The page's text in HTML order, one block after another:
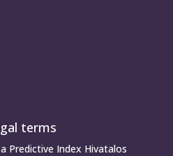
terms
Predictive Index Hivatalos